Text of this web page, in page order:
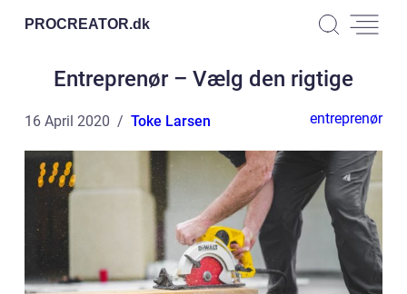
PROCREATOR.dk
Entreprenør – Vælg den rigtige
16 April 2020 Toke Larsen entreprenør